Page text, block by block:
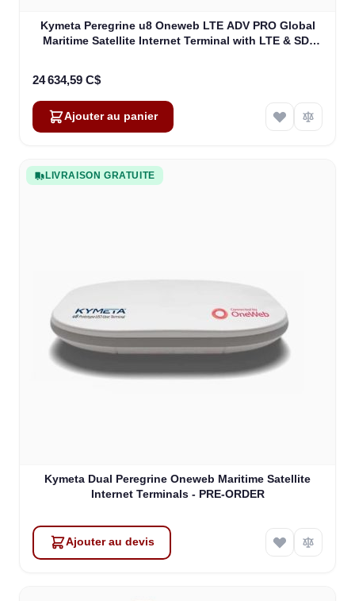
Kymeta Peregrine u8 Oneweb LTE ADV PRO Global
Maritime Satellite Internet Terminal with LTE & SD-
24 634,59 C$
Ajouter au panier
LIVRAISON GRATUITE
Kymeta Dual Peregrine Oneweb Maritime Satellite
Internet Terminals - PRE-ORDER
Ajouter au devis